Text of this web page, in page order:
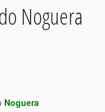
Noguera
Noguera